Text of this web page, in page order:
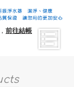
前往結帳